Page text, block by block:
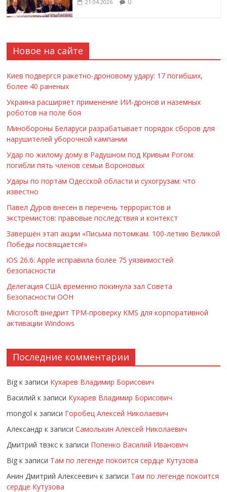
21.04.2026
Новое на сайте
Киев подвергся ракетно-дроновому удару: 17 погибших,
более 40 раненых
Украина расширяет применение ИИ-дронов и наземных
роботов на поле боя
Минобороны Беларуси разрабатывает порядок сборов для
нарушителей уборочной кампании
Удар по жилому дому в Радушном под Кривым Рогом:
погибли пять членов семьи Вороновых
Удары по портам Одесской области и сухогрузам: что
известно
Павел Дуров внесен в перечень террористов и
экстремистов: правовые последствия и контекст
Завершён этап акции «Письма потомкам. 100-летию Великой
Победы посвящается!»
iOS 26.6: Apple исправила более 75 уязвимостей
безопасности
Делегация США временно покинула зал Совета
Безопасности ООН
Microsoft внедрит TPM-проверку KMS для корпоративной
активации Windows
Последние комментарии
Big к записи Кухарев Владимир Борисович
Василий к записи Кухарев Владимир Борисович
mongol к записи Горобец Алексей Николаевич
Александр к записиСамолькин Алексей Николаевич
Дмитрий твэкс к записи Попенко Василий Иванович
Big к записи Там по легенде покоится сердце Кутузова
Анин Дмитрий Алексеевич к записи Там по легенде покоится
сердце Кутузова